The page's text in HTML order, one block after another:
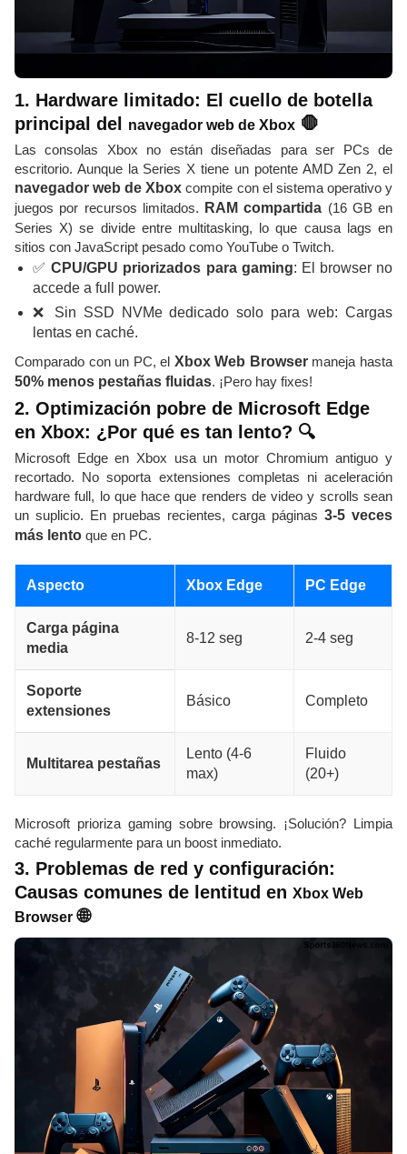
1. Hardware limitado: El cuello de botella
principal del navegador web de Xbox 🛑
Las consolas Xbox no están diseñadas para ser PCs de
escritorio. Aunque la Series X tiene un potente AMD Zen 2, el
navegador web de Xbox compite con el sistema operativo y
juegos por recursos limitados. RAM compartida (16 GB en
Series X) se divide entre multitasking, lo que causa lags en
sitios con JavaScript pesado como YouTube o Twitch.
✅CPU/GPU priorizados para gaming: El browser no
accede a full power.
❌ Sin SSD NVMe dedicado solo para web: Cargas
lentas en caché.
Comparado con un PC, el Xbox Web Browsermaneja hasta
50% menos pestañas fluidas. ¡Pero hay fixes!
2. Optimización pobre de Microsoft Edge
en Xbox: ¿Por qué es tan lento? 🔍
Microsoft Edge en Xbox usa un motor Chromium antiguo y
recortado. No soporta extensiones completas ni aceleración
hardware full, lo que hace que renders de video y scrolls sean
un suplicio. En pruebas recientes, carga páginas 3-5 veces
más lento que en PC.
Aspecto Xbox Edge PC Edge
Carga página
media
8-12 seg 2-4 seg
Soporte
extensiones
Básico Completo
Multitarea pestañas
Lento (4-6
max)
Fluido
(20+)
Microsoft prioriza gaming sobre browsing. ¡Solución? Limpia
caché regularmente para un boost inmediato.
3. Problemas de red y configuración:
Causas comunes de lentitud en Xbox Web
Browser 🌐